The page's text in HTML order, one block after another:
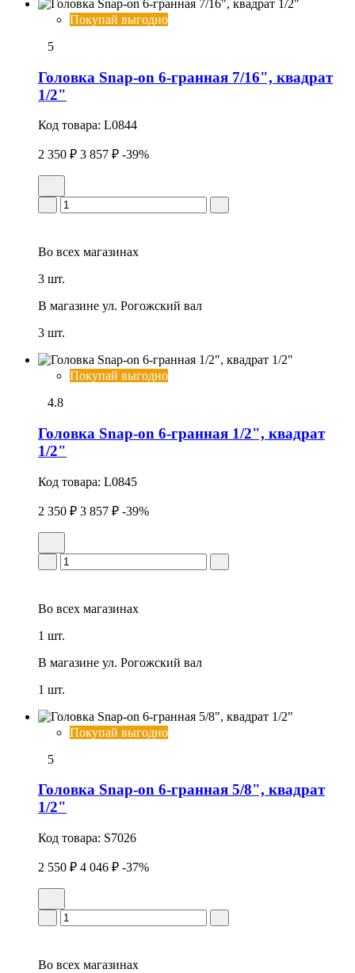
Покупай выгодно
5
Головка Snap-on 6-гранная 7/16", квадрат
1/2"
Код товара: L0844
2 350 ₽ 3 857 ₽ -39%
Во всех магазинах
3 шт.
В магазине ул. Рогожский вал
3 шт.
Покупай выгодно
4.8
Головка Snap-on 6-гранная 1/2", квадрат
1/2"
Код товара: L0845
2 350 ₽ 3 857 ₽ -39%
Во всех магазинах
1 шт.
В магазине ул. Рогожский вал
1 шт.
Покупай выгодно
5
Головка Snap-on 6-гранная 5/8", квадрат
1/2"
Код товара: S7026
2 550 ₽ 4 046 ₽ -37%
Во всех магазинах